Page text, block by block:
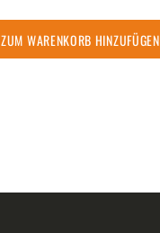
ZUM WARENKORB HINZUFÜGEN